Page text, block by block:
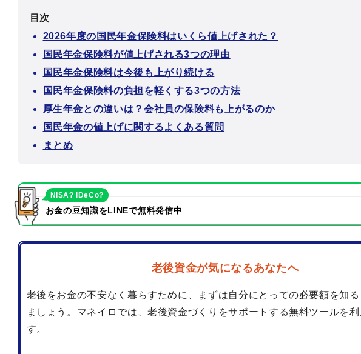
目次
2026年度の国民年金保険料はいくら値上げされた？
国民年金保険料が値上げされる3つの理由
国民年金保険料は今後も上がり続ける
国民年金保険料の負担を軽くする3つの方法
厚生年金との違いは？会社員の保険料も上がるのか
国民年金の値上げに関するよくある質問
まとめ
お金の豆知識をLINEで無料発信中
NISA? iDeCo?
老後資金が気になるあなたへ
老後をお金の不安なく暮らすために、まずは自分にとっての必要額を知
ましょう。マネイロでは、老後資金づくりをサポートする無料ツールを利
す。